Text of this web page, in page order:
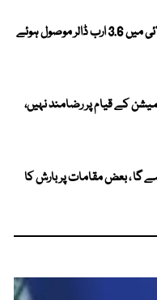
ترسیلات زر میں بڑا اضافہ ، جولائی میں 3.6 ارب ڈالر موصول ہوئے
کے قیام پر رضامند نہیں،
گا ، بعض مقامات پر بارش کا